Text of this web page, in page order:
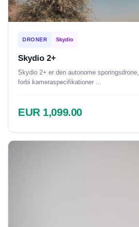
DRONER Skydio
Skydio 2+
Skydio 2+ er den autonome
forbi kameraspecifikationer ...
EUR 1,099.00